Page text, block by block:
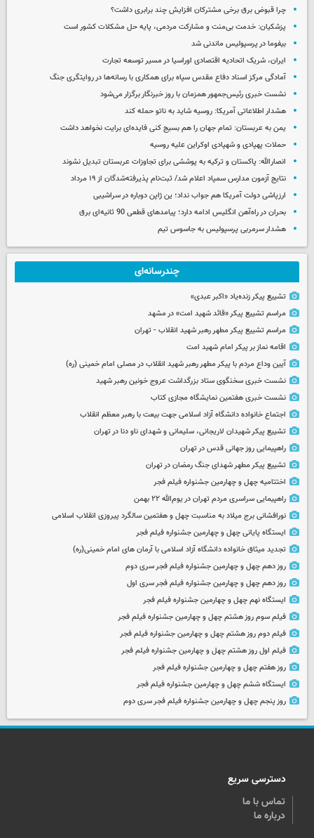
چرا قبوض برق برخی مشترکان افزایش چند برابری داشت؟
پزشکیان: خدمت بی‌منت و مشارکت مردمی، پایه حل مشکلات کشور است
بیفوما در پرسپولیس ماندنی شد
ایران، شریک اتحادیه اقتصادی اوراسیا در مسیر توسعه تجارت
آمادگی مرکز اسناد دفاع مقدس سپاه برای همکاری با رسانه‌ها در روایتگری جنگ
نشست خبری رئیس‌جمهور همزمان با روز خبرنگار برگزار می‌شود
هشدار اطلاعاتی آمریکا: روسیه شاید به ناتو حمله کند
یمن به عربستان: تمام جهان را هم بسیج کنی فایده‌ای برایت نخواهد داشت
حملات پهپادی و شهپادی اوکراین علیه روسیه
انصارالله: پاکستان و ترکیه به پوششی برای تجاوزات عربستان تبدیل نشوند
نتایج آزمون مدارس سمپاد اعلام شد/ ثبت‌نام پذیرفته‌شدگان از ۱۹ مرداد
ارزپاشی دولت آمریکا هم جواب نداد؛ ین ژاپن دوباره در سراشیبی
بحران در راه‌آهن انگلیس ادامه دارد؛ پیامدهای قطعی 90 ثانیه‌ای برق
هشدار سرمربی پرسپولیس به جاسوس تیم
چندرسانه‌ای
تشییع پیکر زنده‌یاد «اکبر عبدی»
مراسم تشییع پیکر «قائد شهید امت» در مشهد
مراسم تشییع پیکر مطهر رهبر شهید انقلاب - تهران
اقامه نماز بر پیکر امام شهید امت
آیین وداع مردم با پیکر مطهر رهبر شهید انقلاب در مصلی امام خمینی (ره)
نشست خبری سخنگوی ستاد بزرگداشت عروج خونین رهبر شهید
نشست خبری هفتمین نمایشگاه مجازی کتاب
اجتماع خانواده دانشگاه آزاد اسلامی جهت بیعت با رهبر معظم انقلاب
تشییع پیکر شهیدان لاریجانی، سلیمانی و شهدای ناو دنا در تهران
راهپیمایی روز جهانی قدس در تهران
تشییع پیکر مطهر شهدای جنگ رمضان در تهران
اختتامیه چهل و چهارمین جشنواره فیلم فجر
راهپیمایی سراسری مردم تهران در یوم‌الله ۲۲ بهمن
نورافشانی برج میلاد به مناسبت چهل‌ و هفتمین سالگرد پیروزی انقلاب اسلامی
ایستگاه پایانی چهل و چهارمین جشنواره فیلم فجر
تجدید میثاق خانواده دانشگاه آزاد اسلامی با آرمان های امام خمینی(ره)
روز دهم چهل و چهارمین جشنواره فیلم فجر سری دوم
روز دهم چهل و چهارمین جشنواره فیلم فجر سری اول
ایستگاه نهم چهل و چهارمین جشنواره فیلم فجر
فیلم سوم روز هشتم چهل و چهارمین جشنواره فیلم فجر
فیلم دوم روز هشتم چهل و چهارمین جشنواره فیلم فجر
فیلم اول روز هشتم چهل و چهارمین جشنواره فیلم فجر
روز هفتم چهل و چهارمین جشنواره فیلم فجر
ایستگاه ششم چهل و چهارمین جشنواره فیلم فجر
روز پنجم چهل و چهارمین جشنواره فیلم فجر سری دوم
دسترسی سریع
تماس با ما
درباره ما